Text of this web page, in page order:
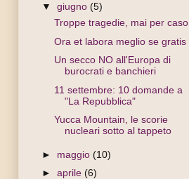
▼ giugno (5)
Troppe tragedie, mai per caso
Ora et labora meglio se gratis
Un secco NO all'Europa di
burocrati e banchieri
11 settembre: 10 domande a
"La Repubblica"
Yucca Mountain, le scorie
nucleari sotto al tappeto
► maggio (10)
► aprile (6)